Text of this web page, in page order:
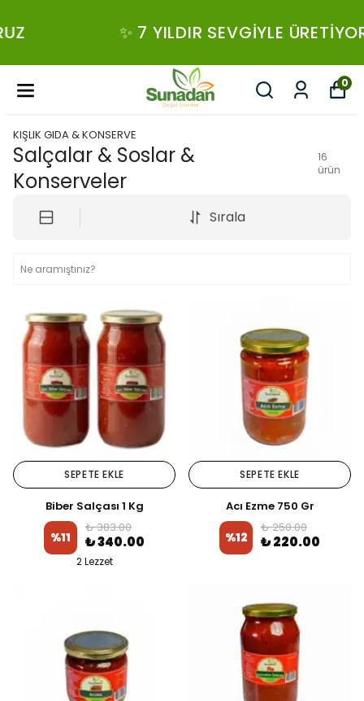
✨ 7 YILDIR SEVGIYLE ÜRETIYORUZ
0
KIŞLIK GIDA & KONSERVE
Salçalar & Soslar &
Konserveler
16
ürün
Sırala
SEPETE EKLE
Biber Salçası 1 Kg
%11
₺ 383.00
₺ 340.00
2 Lezzet
SEPETE EKLE
Acı Ezme 750 Gr
%12
₺ 250.00
₺ 220.00